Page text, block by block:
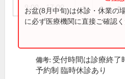
9:00～17:00 ● ● ●
お盆(8月中旬)は休診・休業の
に必ず医療機関に直接ご確認く
備考: 受付時間は診療終了
予約制 臨時休診あり